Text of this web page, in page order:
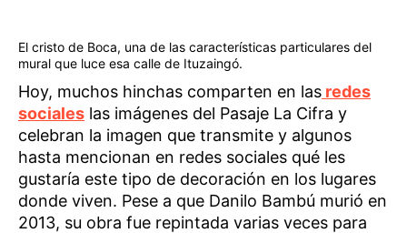
El cristo de Boca, una de las características particulares del
mural que luce esa calle de Ituzaingó.
Hoy, muchos hinchas comparten en las redes
sociales las imágenes del Pasaje La Cifra y
celebran la imagen que transmite y algunos
hasta mencionan en redes sociales qué les
gustaría este tipo de decoración en los lugares
donde viven. Pese a que Danilo Bambú murió en
2013, su obra fue repintada varias veces para